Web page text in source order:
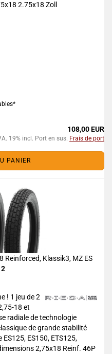
2.75x18 Zoll
108,00 EUR
19% incl. Port en sus. Frais de port
PANIER
Reinforced, Klassik3, MZ ES
! 1 jeu de 2
18 et
radiale de technologie
de grande stabilité
ES150, ETS125,
2,75x18 Reinf. 46P